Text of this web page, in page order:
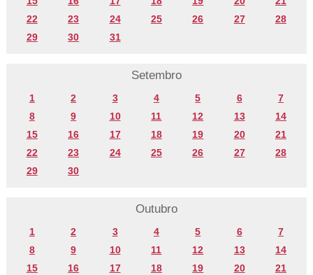
22
23 24 25 26 27
28
29
30 31
Setembro
1 2 3 4 5 6
7
8
9 10 11 12 13
14
15
16 17 18 19 20
21
22
23 24 25 26 27
28
29
30
Outubro
1 2 3 4 5 6
7
8
9 10 11 12 13
14
15
16 17 18 19 20
21